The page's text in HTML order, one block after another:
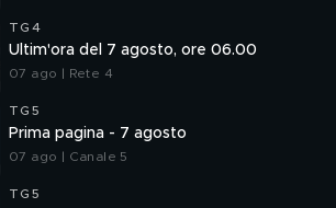
TG4
Ultim'ora del 7 agosto, ore 06.00
07 ago | Rete 4
TG5
Prima pagina - 7 agosto
07 ago | Canale 5
TG5